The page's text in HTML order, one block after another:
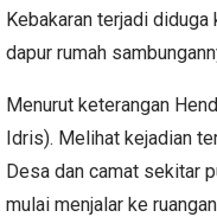
Kebakaran terjadi
dapur rumah
Menurut keterangan
Idris). Melihat kejadian
Desa dan camat sekitar
mulai menjalar ke